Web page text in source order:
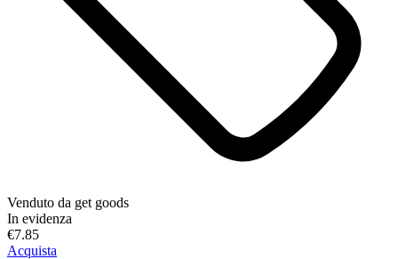
Venduto da get goods
In evidenza
€7.85
Acquista